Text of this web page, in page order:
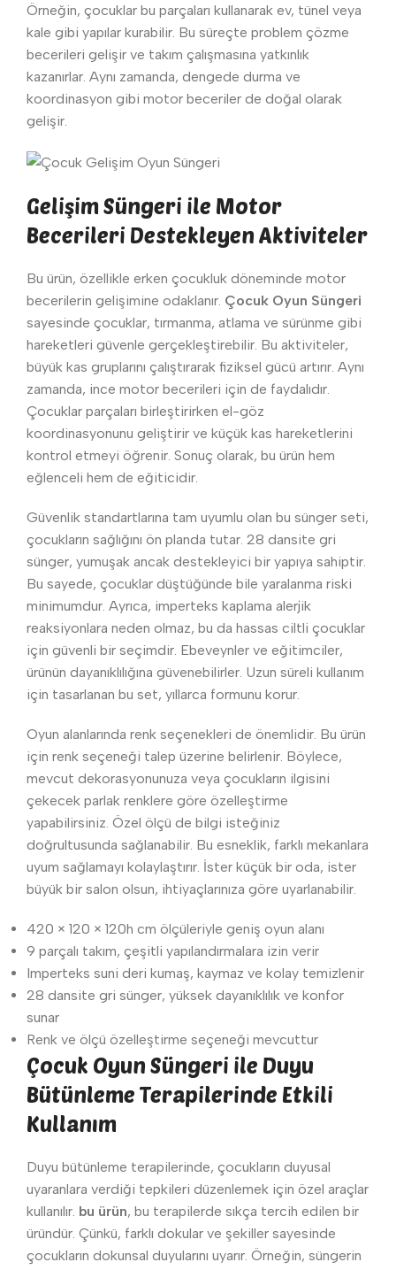
Örneğin, çocuklar bu parçaları kullanarak ev, tünel veya
kale gibi yapılar kurabilir. Bu süreçte problem çözme
becerileri gelişir ve takım çalışmasına yatkınlık
kazanırlar. Aynı zamanda, dengede durma ve
koordinasyon gibi motor beceriler de doğal olarak
gelişir.
Gelişim Süngeri ile Motor
Becerileri Destekleyen Aktiviteler
Bu ürün, özellikle erken çocukluk döneminde motor
becerilerin gelişimine odaklanır. Çocuk Oyun Süngeri
sayesinde çocuklar, tırmanma, atlama ve sürünme gibi
hareketleri güvenle gerçekleştirebilir. Bu aktiviteler,
büyük kas gruplarını çalıştırarak fiziksel gücü artırır. Aynı
zamanda, ince motor becerileri için de faydalıdır.
Çocuklar parçaları birleştirirken el-göz
koordinasyonunu geliştirir ve küçük kas hareketlerini
kontrol etmeyi öğrenir. Sonuç olarak, bu ürün hem
eğlenceli hem de eğiticidir.
Güvenlik standartlarına tam uyumlu olan bu sünger seti,
çocukların sağlığını ön planda tutar. 28 dansite gri
sünger, yumuşak ancak destekleyici bir yapıya sahiptir.
Bu sayede, çocuklar düştüğünde bile yaralanma riski
minimumdur. Ayrıca, imperteks kaplama alerjik
reaksiyonlara neden olmaz, bu da hassas ciltli çocuklar
için güvenli bir seçimdir. Ebeveynler ve eğitimciler,
ürünün dayanıklılığına güvenebilirler. Uzun süreli kullanım
için tasarlanan bu set, yıllarca formunu korur.
Oyun alanlarında renk seçenekleri de önemlidir. Bu ürün
için renk seçeneği talep üzerine belirlenir. Böylece,
mevcut dekorasyonunuza veya çocukların ilgisini
çekecek parlak renklere göre özelleştirme
yapabilirsiniz. Özel ölçü de bilgi isteğiniz
doğrultusunda sağlanabilir. Bu esneklik, farklı mekanlara
uyum sağlamayı kolaylaştırır. İster küçük bir oda, ister
büyük bir salon olsun, ihtiyaçlarınıza göre uyarlanabilir.
420 × 120 × 120h cm ölçüleriyle geniş oyun alanı
9 parçalı takım, çeşitli yapılandırmalara izin verir
Imperteks suni deri kumaş, kaymaz ve kolay temizlenir
28 dansite gri sünger, yüksek dayanıklılık ve konfor
sunar
Renk ve ölçü özelleştirme seçeneği mevcuttur
Çocuk Oyun Süngeri ile Duyu
Bütünleme Terapilerinde Etkili
Kullanım
Duyu bütünleme terapilerinde, çocukların duyusal
uyaranlara verdiği tepkileri düzenlemek için özel araçlar
kullanılır. bu ürün, bu terapilerde sıkça tercih edilen bir
üründür. Çünkü, farklı dokular ve şekiller sayesinde
çocukların dokunsal duyularını uyarır. Örneğin, süngerin